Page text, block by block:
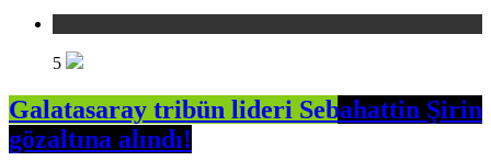
5
Galatasaray tribün lideri Sebahattin Şirin
gözaltına alındı!